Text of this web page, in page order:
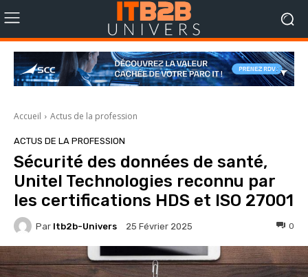
Accueil Actus de la profession
ACTUS DE LA PROFESSION
Sécurité des données de santé,
Unitel Technologies reconnu par
les certifications HDS et ISO 27001
Par Itb2b-Univers 25 Février 2025 0